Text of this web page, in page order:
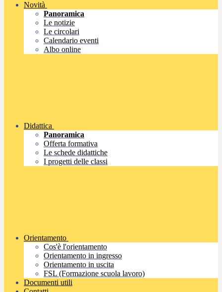
Novità
Panoramica
Le notizie
Le circolari
Calendario eventi
Albo online
Didattica
Panoramica
Offerta formativa
Le schede didattiche
I progetti delle classi
Orientamento
Cos'è l'orientamento
Orientamento in ingresso
Orientamento in uscita
FSL (Formazione scuola lavoro)
Documenti utili